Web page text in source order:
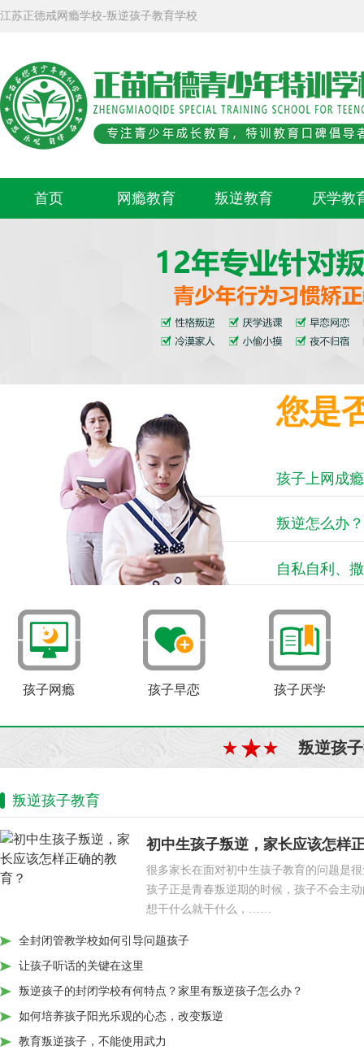
江苏正德戒网瘾学校-叛逆孩子教育学校
首页 网瘾教育 叛逆教育 厌学教
您是
孩子上网成
叛逆怎么办
自私自利、
孩子网瘾 孩子早恋 孩子厌学
叛逆孩
叛逆孩子教育
初中生孩子叛逆，家长应该怎样
很多家长在面对初中生孩子教育的问题是
孩子正是青春叛逆期的时候，孩子不会主
想干什么就干什么，……
全封闭管教学校如何引导问题孩子
让孩子听话的关键在这里
叛逆孩子的封闭学校有何特点？家里有叛逆孩子怎么办？
如何培养孩子阳光乐观的心态，改变叛逆
教育叛逆孩子，不能使用武力